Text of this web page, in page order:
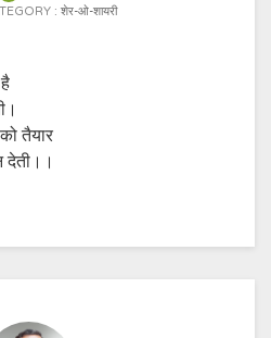
: शेर-ओ-शायरी
तैयार
देती।।